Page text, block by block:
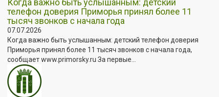
Когда важно быть услышанным: детский
телефон доверия Приморья принял более 11
тысяч звонков с начала года
07.07.2026
Когда важно быть услышанным: детский телефон доверия
Приморья принял более 11 тысяч звонков с начала года,
сообщает www.primorsky.ru За первые...